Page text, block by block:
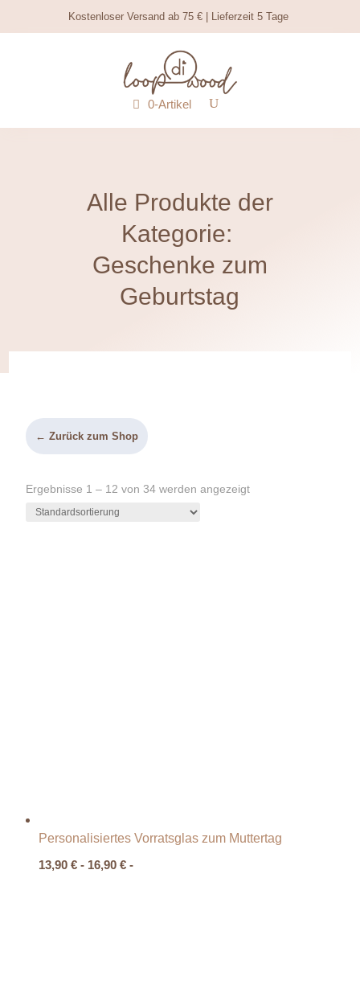
Kostenloser Versand ab 75 € | Lieferzeit 5 Tage
0-Artikel
Alle Produkte der
Kategorie:
Geschenke zum
Geburtstag
← Zurück zum Shop
Ergebnisse 1 – 12 von 34 werden angezeigt
Personalisiertes Vorratsglas zum Muttertag
13,90€ - 16,90€ -